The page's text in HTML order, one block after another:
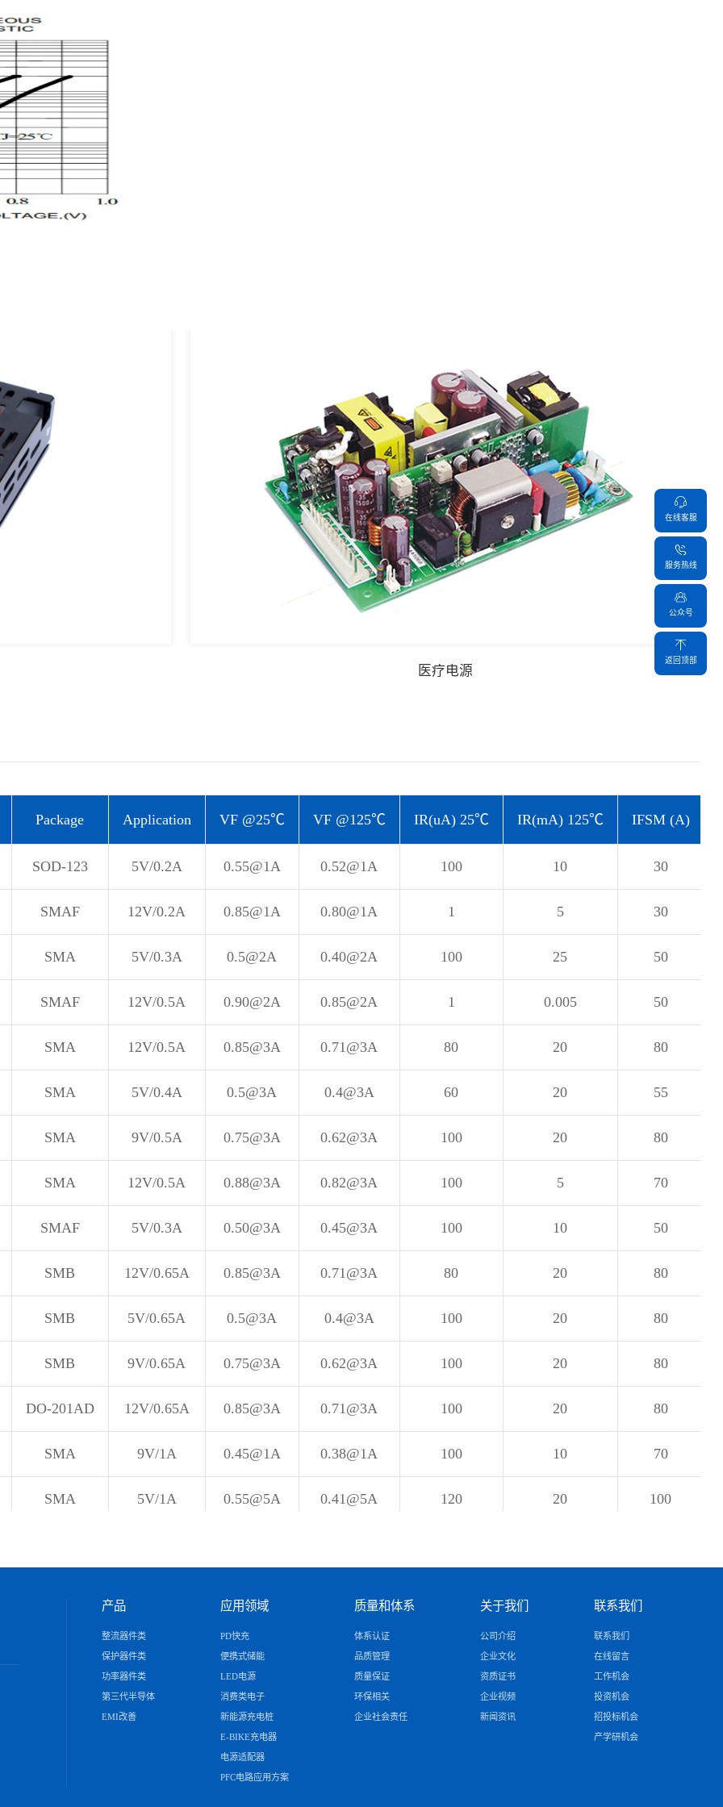
在线客服
服务热线
公众号
返回顶部
医疗电源
Package Application VF @25℃ VF @125℃ IR(uA) 25℃ IR(mA) 125℃ IFSM (A)
SOD-123 5V/0.2A 0.55@1A 0.52@1A 100 10 30
SMAF 12V/0.2A 0.85@1A 0.80@1A 1 5 30
SMA 5V/0.3A 0.5@2A 0.40@2A 100 25 50
SMAF 12V/0.5A 0.90@2A 0.85@2A 1 0.005 50
SMA 12V/0.5A 0.85@3A 0.71@3A 80 20 80
SMA 5V/0.4A 0.5@3A 0.4@3A 60 20 55
SMA 9V/0.5A 0.75@3A 0.62@3A 100 20 80
SMA 12V/0.5A 0.88@3A 0.82@3A 100 5 70
SMAF 5V/0.3A 0.50@3A 0.45@3A 100 10 50
SMB 12V/0.65A 0.85@3A 0.71@3A 80 20 80
SMB 5V/0.65A 0.5@3A 0.4@3A 100 20 80
SMB 9V/0.65A 0.75@3A 0.62@3A 100 20 80
DO-201AD 12V/0.65A 0.85@3A 0.71@3A 100 20 80
SMA 9V/1A 0.45@1A 0.38@1A 100 10 70
SMA 5V/1A 0.55@5A 0.41@5A 120 20 100
24V/1A 0.85@5A 0.80@5A
5V/1.5A 0.55@5A 0.41@5A
24V/0.65A 0.95@5A 0.8@5A
0.85@5A
产品
整流器件类
保护器件类
功率器件类
第三代半导体
EMI改善
应用领域
PD快充
便携式储能
LED电源
消费类电子
新能源充电桩
E-BIKE充电器
电源适配器
PFC电路应用方案
质量和体系
体系认证
品质管理
质量保证
环保相关
企业社会责任
关于我们
公司介绍
企业文化
资质证书
企业视频
新闻资讯
联系我们
联系我们
在线留言
工作机会
投资机会
招投标机会
产学研机会